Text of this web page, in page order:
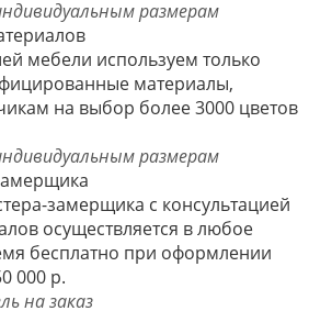
мебели используем только
материалы,
на выбор более 3000 цветов
замерщика с консультацией
осуществляется в любое
бесплатно при оформлении
000 р.